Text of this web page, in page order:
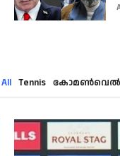
All Tennis